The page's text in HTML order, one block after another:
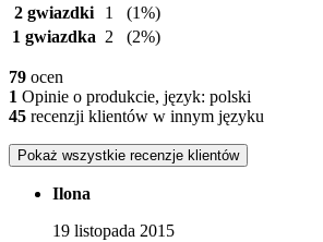
2 gwiazdki
1
(1%)
1 gwiazdka 2 (2%)
79 ocen
1 Opinie o produkcie, język: polski
45 recenzji klientów w innym języku
Pokaż wszystkie recenzje klientów
Ilona
19 listopada 2015